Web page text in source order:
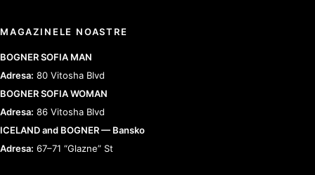
MAGAZINELE NOASTRE
BOGNER SOFIA MAN
Adresa: 80 Vitosha Blvd
BOGNER SOFIA WOMAN
Adresa: 86 Vitosha Blvd
ICELAND and BOGNER — Bansko
Adresa: 67–71 “Glazne” St